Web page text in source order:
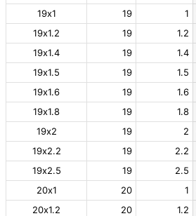
19х1
19 1
19х1.2
19 1.2
19х1.4
19 1.4
19х1.5
19 1.5
19х1.6
19 1.6
19х1.8
19 1.8
19х2
19 2
19х2.2
19 2.2
19х2.5
19 2.5
20х1
20 1
20х1.2
20 1.2